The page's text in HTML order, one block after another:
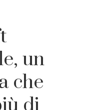
un
che